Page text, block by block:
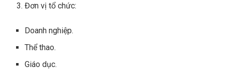
Đơn vị tổ chức:
Doanh nghiệp.
Thể thao.
Giáo dục.